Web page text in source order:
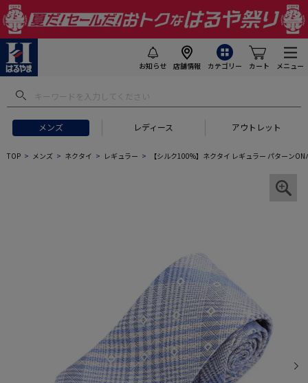
お知らせ 店舗情報 カテゴリー カート メニュー
メンズ レディース アウトレット
TOP メンズ ネクタイ レギュラー 【シルク100%】ネクタイ レギュラー パターン